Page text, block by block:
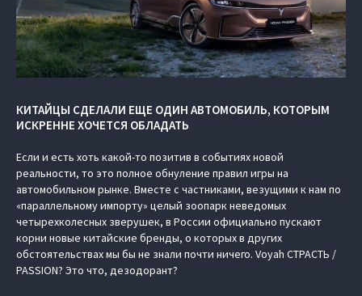
КИТАЙЦЫ СДЕЛАЛИ ЕЩЕ ОДИН АВТОМОБИЛЬ, КОТОРЫМ
ИСКРЕННЕ ХОЧЕТСЯ ОБЛАДАТЬ
Если и есть хоть какой-то позитив в событиях новой
реальности, то это полное обнуление правил игры на
автомобильном рынке. Вместе с частниками, везущими к нам по
«параллельному импорту» целый зоопарк неведомых
четырехколесных зверушек, в России официально пускают
корни новые китайские бренды, о которых в других
обстоятельствах мы бы не знали почти ничего. Voyah СТРАСТЬ /
PASSION? Это что, дезодорант?